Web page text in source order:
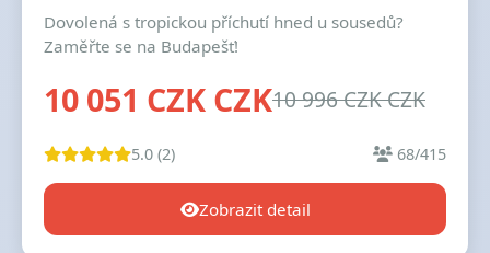
Dovolená s tropickou příchutí hned u sousedů?
Zaměřte se na Budapešť!
10 051 CZK CZK10 996 CZK CZK
5.0 (2) 68/415
Zobrazit detail